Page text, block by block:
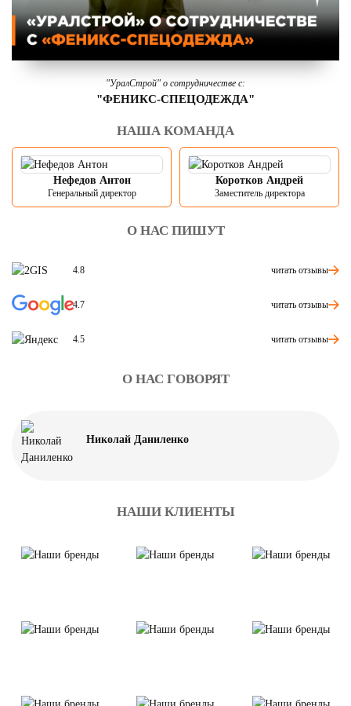
"УралСтрой" о сотрудничестве с:
"ФЕНИКС-СПЕЦОДЕЖДА"
НАША КОМАНДА
Нефедов Антон
Генеральный директор
Коротков Андрей
Заместитель директора
О НАС ПИШУТ
4.8 читать отзывы
4.7 читать отзывы
4.5 читать отзывы
О НАС ГОВОРЯТ
Николай Даниленко
НАШИ КЛИЕНТЫ